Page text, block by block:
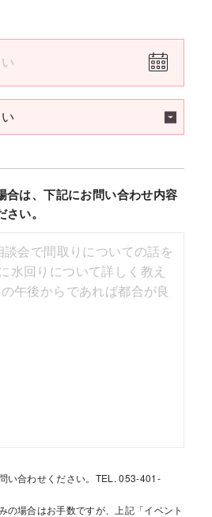
合は、下記にお問い合わせ内容
い。
い合わせください。TEL. 053-401-
の場合はお手数ですが、上記「イベント